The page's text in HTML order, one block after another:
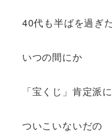
40代も半ばを過ぎ
いつの間にか
「宝くじ」肯定派
ついこいないだの